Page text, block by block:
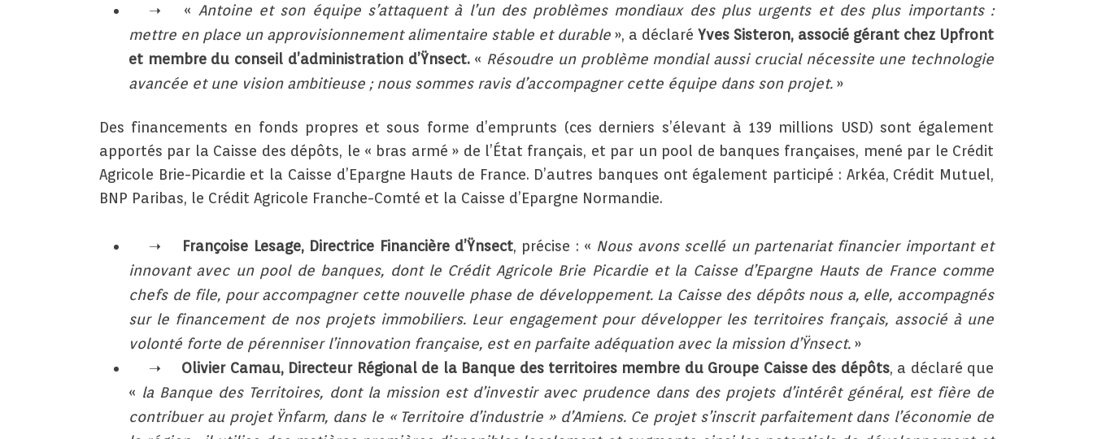
« Antoine et son équipe s’attaquent à l’un des problèmes mondiaux des plus urgents et des plus importants :
mettre en place un approvisionnement alimentaire stable et durable », a déclaré Yves Sisteron, associé gérant chez Upfront
et membre du conseil d’administration d’Ÿnsect.« Résoudre un problème mondial aussi crucial nécessite une technologie
avancée et une vision ambitieuse ; nous sommes ravis d’accompagner cette équipe dans son projet. »
Des financements en fonds propres et sous forme d’emprunts (ces derniers s’élevant à 139 millions USD) sont également
apportés par la Caisse des dépôts, le « bras armé » de l’État français, et par un pool de banques françaises, mené par le Crédit
Agricole Brie-Picardie et la Caisse d’Epargne Hauts de France. D’autres banques ont également participé : Arkéa, Crédit Mutuel,
BNP Paribas, le Crédit Agricole Franche-Comté et la Caisse d’Epargne Normandie.
Françoise Lesage, Directrice Financière d’Ÿnsect, précise : « Nous avons scellé un partenariat financier important et
innovant avec un pool de banques, dont le Crédit Agricole Brie Picardie et la Caisse d’Epargne Hauts de France comme
chefs de file, pour accompagner cette nouvelle phase de développement. La Caisse des dépôts nous a, elle, accompagnés
sur le financement de nos projets immobiliers. Leur engagement pour développer les territoires français, associé à une
volonté forte de pérenniser l’innovation française, est en parfaite adéquation avec la mission d’Ÿnsect. »
Olivier Camau, Directeur Régional de la Banque des territoires membre du Groupe Caisse des dépôts, a déclaré que
« la Banque des Territoires, dont la mission est d’investir avec prudence dans des projets d’intérêt général, est fière de
contribuer au projet Ÿnfarm, dans le « Territoire d’industrie » d’Amiens. Ce projet s’inscrit parfaitement dans l’économie de